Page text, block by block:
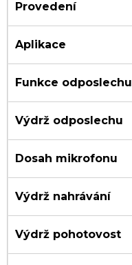
Provedení
Aplikace
Funkce odposlechu
Výdrž odposlechu
Dosah mikrofonu
Výdrž nahrávání
Výdrž pohotovost